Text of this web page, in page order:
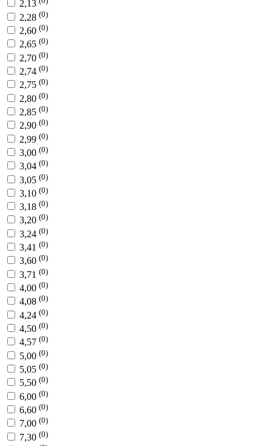
2,13
2,28 (0)
2,60 (0)
2,65 (0)
2,70 (0)
2,74 (0)
2,75 (0)
2,80 (0)
2,85 (0)
2,90 (0)
2,99 (0)
3,00 (0)
3,04 (0)
3,05 (0)
3,10 (0)
3,18 (0)
3,20 (0)
3,24 (0)
3,41 (0)
3,60 (0)
3,71 (0)
4,00 (0)
4,08 (0)
4,24 (0)
4,50 (0)
4,57 (0)
5,00 (0)
5,05 (0)
5,50 (0)
6,00 (0)
6,60 (0)
7,00 (0)
7,30 (0)